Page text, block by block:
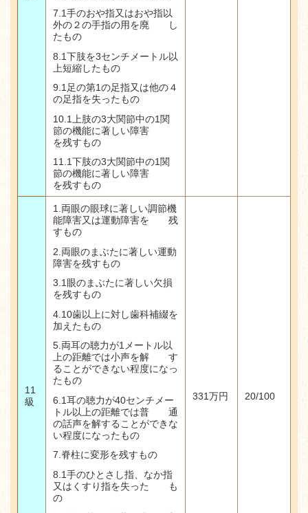
7.1手のおや指又はおや指以
外の２の手指の用を廃 し
たもの
8.1下肢を3センチメートル以
上短縮したもの
9.1 足の第1の足指又は他の４
の足指を失ったもの
10.1 上肢の3大関節中の1関
節の機能に著しい障害
を残すもの
11.1下肢の3大関節中の1 関
節の機能に著しい障害
を残すもの
11
級
1.両眼の眼球に著しい調節機
能障害又は運動障害を 残
すもの
2. 両眼のまぶたに著しい運動
障害を残すもの
3.1 眼のまぶたに著しい欠損
を残すもの
4.10歯以上に対し歯科補綴を
加えたもの
5. 両耳の聴力が1 メートル以
上の距離では小声を解 す
ることができない程度になっ
たもの
6.1耳の聴力が40センチメー
トル以上の距離では普 通
の話声を解することができな
い程度になったもの
7. 脊柱に変形を残すもの
8.1手のひとさし指、なか指
又はくすり指を失った も
の
331万円 20/100